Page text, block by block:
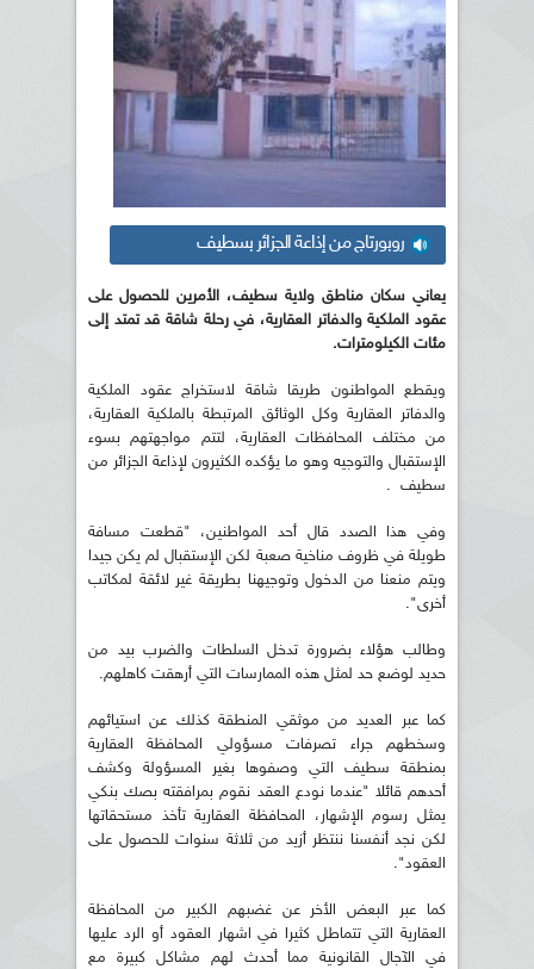
روبورتاج من إذاعة الجزائر بسطيف
يعاني سكان مناطق ولاية سطيف، الأمرين للحصول على
عقود الملكية والدفاتر العقارية، في رحلة شاقة قد تمتد إلى
مئات الكيلومترات.
ويقطع المواطنون طريقا شاقة لاستخراج عقود الملكية
والدفاتر العقارية وكل الوثائق المرتبطة بالملكية العقارية،
من مختلف المحافظات العقارية، لتتم مواجهتهم بسوء
الإستقبال والتوجيه وهو ما يؤكده الكثيرون لإذاعة الجزائر من
سطيف .
وفي هذا الصدد قال أحد المواطنين، "قطعت مسافة
طويلة في ظروف مناخية صعبة لكن الإستقبال لم يكن جيدا
ويتم منعنا من الدخول وتوجيهنا بطريقة غير لائقة لمكاتب
أخرى".
وطالب هؤلاء بضرورة تدخل السلطات والضرب بيد من
حديد لوضع حد لمثل هذه الممارسات التي أرهقت كاهلهم.
كما عبر العديد من موثقي المنطقة كذلك عن استيائهم
وسخطهم جراء تصرفات مسؤولي المحافظة العقارية
بمنطقة سطيف التي وصفوها بغير المسؤولة وكشف
أحدهم قائلا "عندما نودع العقد نقوم بمرافقته بصك بنكي
يمثل رسوم الإشهار، المحافظة العقارية تأخذ مستحقاتها
لكن نجد أنفسنا ننتظر أزيد من ثلاثة سنوات للحصول على
العقود".
كما عبر البعض الأخر عن غضبهم الكبير من المحافظة
العقارية التي تتماطل كثيرا في اشهار العقود أو الرد عليها
في الآجال القانونية مما أحدث لهم مشاكل كبيرة مع